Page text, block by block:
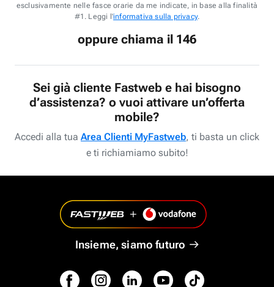
esclusivamente nelle fasce orarie da me indicate, in base alla finalità
#1. Leggi l'informativa sulla privacy.
oppure chiama il 146
Sei già cliente Fastweb e hai bisogno
d’assistenza? o vuoi attivare un’offerta
mobile?
Accedi alla tua Area Clienti MyFastweb, ti basta un click
e ti richiamiamo subito!
Insieme, siamo futuro